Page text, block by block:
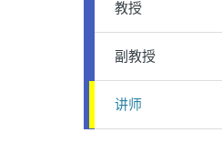
教授
副教授
讲师